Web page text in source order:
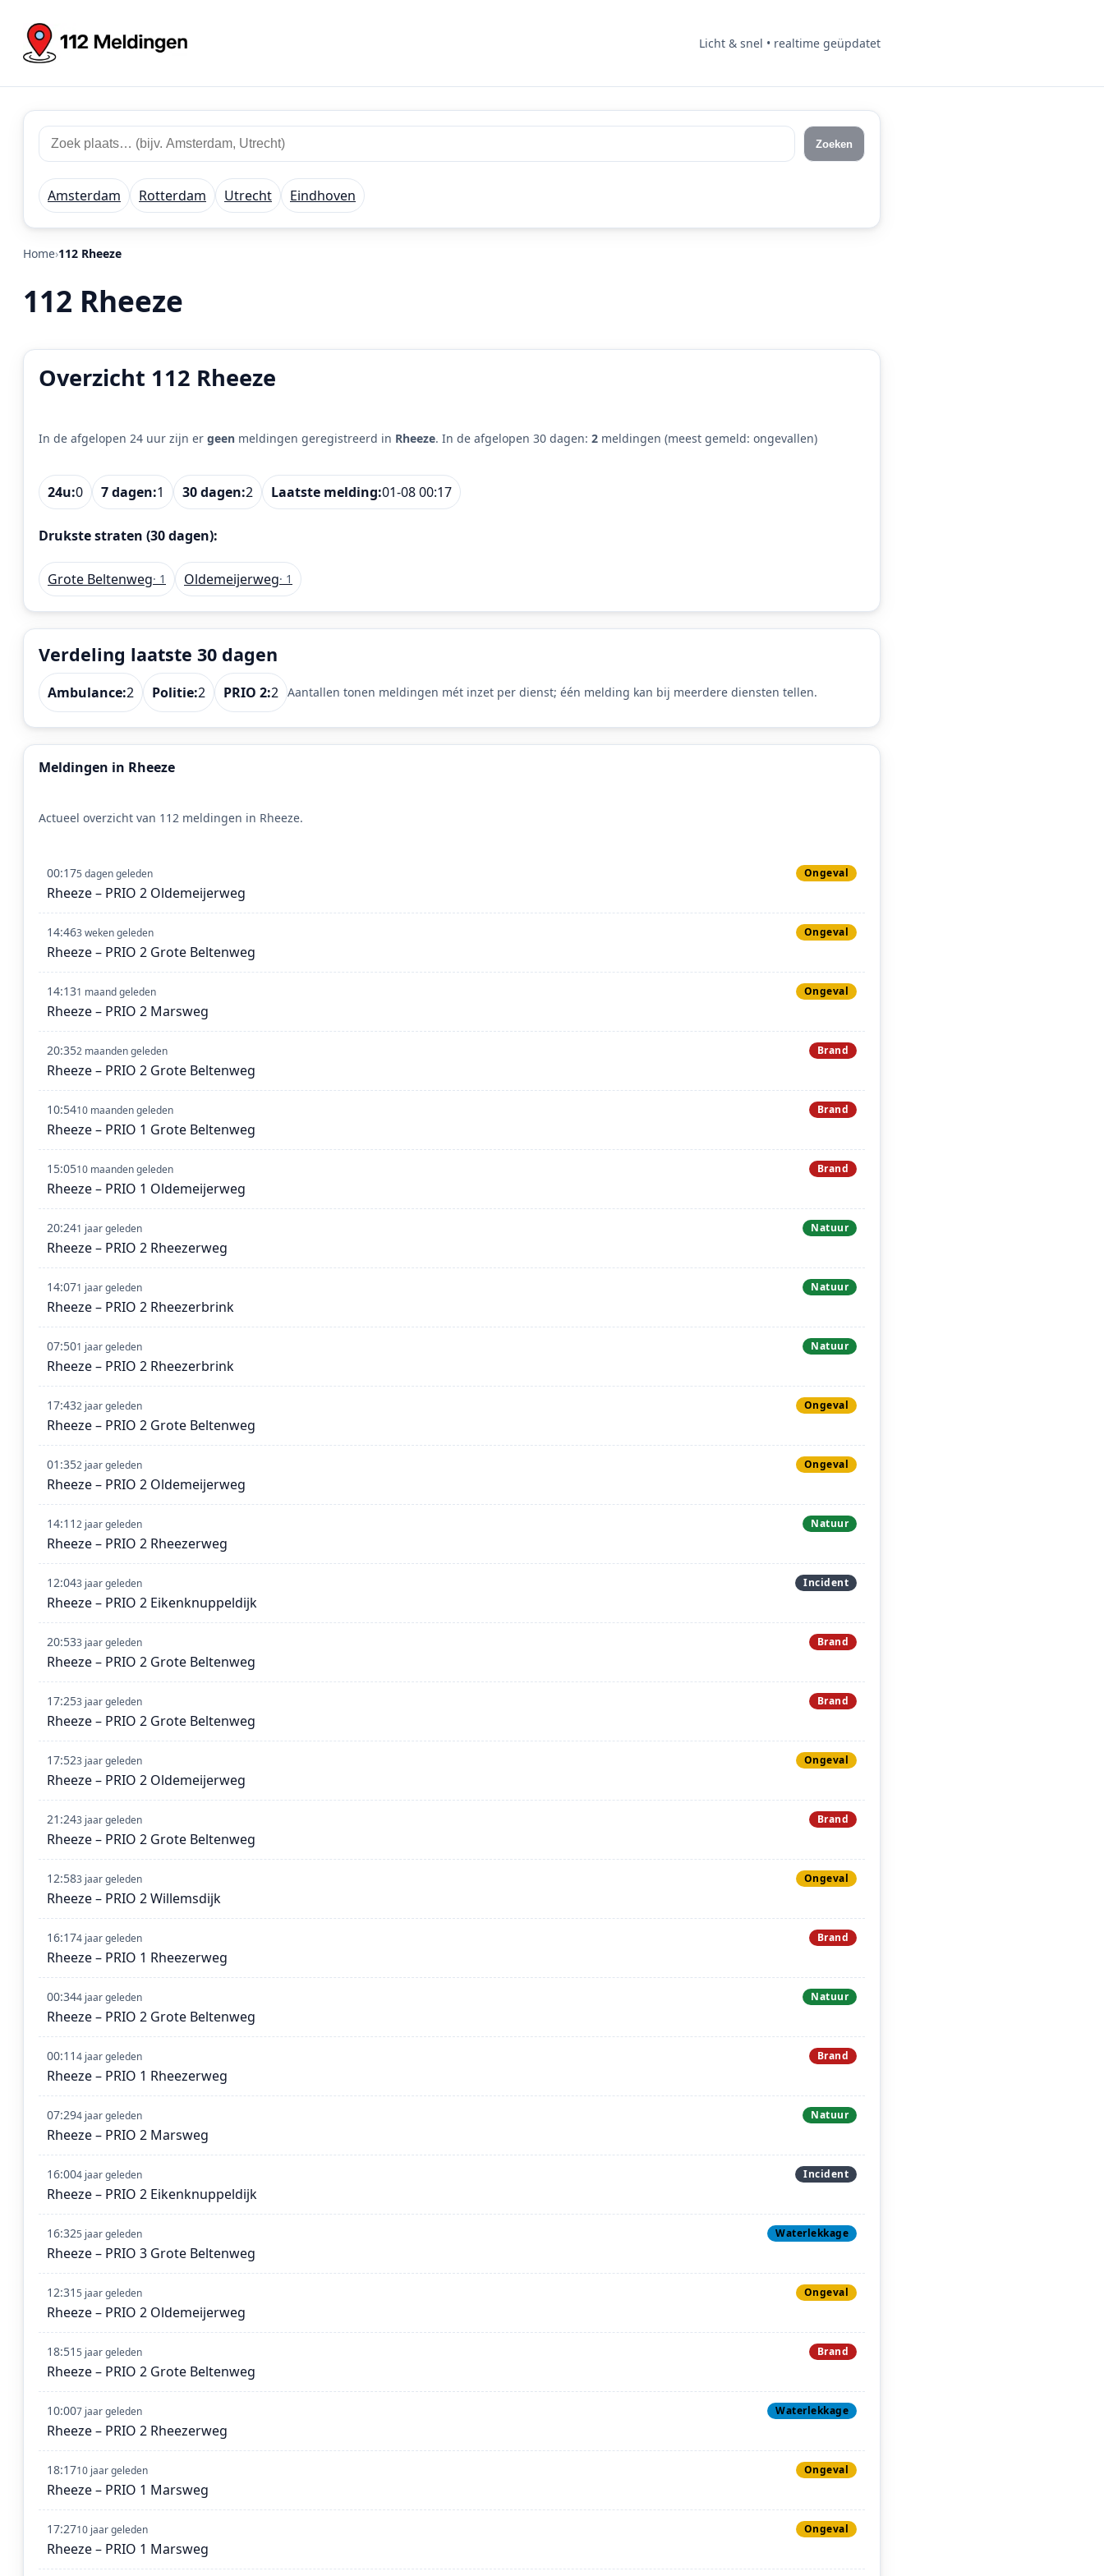
Licht & snel • realtime geüpdatet
Zoek
112
meldingen
Zoek
plaats
regio
Zoeken
Amsterdam Rotterdam Utrecht Eindhoven
Home 112 Rheeze
112 Rheeze
Overzicht 112 Rheeze
In de afgelopen 24 uur zijn er geen meldingen geregistreerd in Rheeze. In de afgelopen 30 dagen: 2 meldingen (meest gemeld: ongevallen)
24u:0 7 dagen:1 30 dagen:2 Laatste melding:01-08 00:17
Drukste straten (30 dagen):
Grote Beltenweg· 1 Oldemeijerweg· 1
Verdeling laatste 30 dagen
Ambulance:2 Politie:2 PRIO 2:2 Aantallen tonen meldingen mét inzet per dienst; één melding kan bij meerdere diensten tellen.
Meldingen in Rheeze
Actueel overzicht van 112 meldingen in Rheeze.
00:175 dagen geleden Ongeval
Rheeze – PRIO 2 Oldemeijerweg
14:463 weken geleden Ongeval
Rheeze – PRIO 2 Grote Beltenweg
14:131 maand geleden Ongeval
Rheeze – PRIO 2 Marsweg
20:352 maanden geleden Brand
Rheeze – PRIO 2 Grote Beltenweg
10:5410 maanden geleden Brand
Rheeze – PRIO 1 Grote Beltenweg
15:0510 maanden geleden Brand
Rheeze – PRIO 1 Oldemeijerweg
20:241 jaar geleden Natuur
Rheeze – PRIO 2 Rheezerweg
14:071 jaar geleden Natuur
Rheeze – PRIO 2 Rheezerbrink
07:501 jaar geleden Natuur
Rheeze – PRIO 2 Rheezerbrink
17:432 jaar geleden Ongeval
Rheeze – PRIO 2 Grote Beltenweg
01:352 jaar geleden Ongeval
Rheeze – PRIO 2 Oldemeijerweg
14:112 jaar geleden Natuur
Rheeze – PRIO 2 Rheezerweg
12:043 jaar geleden Incident
Rheeze – PRIO 2 Eikenknuppeldijk
20:533 jaar geleden Brand
Rheeze – PRIO 2 Grote Beltenweg
17:253 jaar geleden Brand
Rheeze – PRIO 2 Grote Beltenweg
17:523 jaar geleden Ongeval
Rheeze – PRIO 2 Oldemeijerweg
21:243 jaar geleden Brand
Rheeze – PRIO 2 Grote Beltenweg
12:583 jaar geleden Ongeval
Rheeze – PRIO 2 Willemsdijk
16:174 jaar geleden Brand
Rheeze – PRIO 1 Rheezerweg
00:344 jaar geleden Natuur
Rheeze – PRIO 2 Grote Beltenweg
00:114 jaar geleden Brand
Rheeze – PRIO 1 Rheezerweg
07:294 jaar geleden Natuur
Rheeze – PRIO 2 Marsweg
16:004 jaar geleden Incident
Rheeze – PRIO 2 Eikenknuppeldijk
16:325 jaar geleden Waterlekkage
Rheeze – PRIO 3 Grote Beltenweg
12:315 jaar geleden Ongeval
Rheeze – PRIO 2 Oldemeijerweg
18:515 jaar geleden Brand
Rheeze – PRIO 2 Grote Beltenweg
10:007 jaar geleden Waterlekkage
Rheeze – PRIO 2 Rheezerweg
18:1710 jaar geleden Ongeval
Rheeze – PRIO 1 Marsweg
17:2710 jaar geleden Ongeval
Rheeze – PRIO 1 Marsweg